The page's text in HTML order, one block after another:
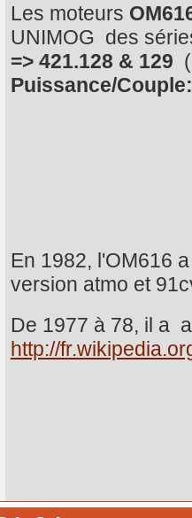
Les moteurs
UNIMOG des
=> 421.128 & 129
Puissance/Couple:
En 1982, l'OM616
version atmo et
De 1977 à 78, il a
http://